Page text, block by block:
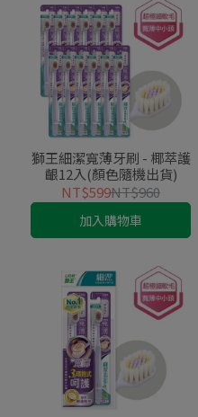
獅王細潔寬薄牙刷 - 椰萃護
齦12入(顏色隨機出貨)
NT$599NT$960
加入購物車